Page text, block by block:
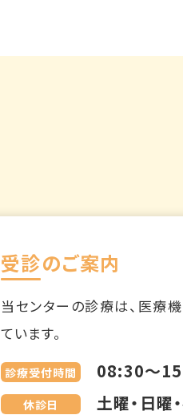
受診のご案内
当センターの診療は、医療
ています。
診療受付時間 08:30～
休診日 土曜・日曜